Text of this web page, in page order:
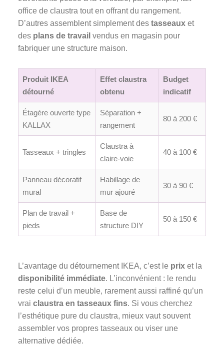
office de claustra tout en offrant du rangement.
D’autres assemblent simplement des tasseaux et
des plans de travail vendus en magasin pour
fabriquer une structure maison.
Produit IKEA
détourné
Effet claustra
obtenu
Budget
indicatif
Étagère ouverte type
KALLAX
Séparation +
rangement
80 à 200 €
Tasseaux + tringles
Claustra à
claire-voie
40 à 100 €
Panneau décoratif
mural
Habillage de
mur ajouré
30 à 90 €
Plan de travail +
pieds
Base de
structure DIY
50 à 150 €
L’avantage du détournement IKEA, c’est le prix et la
disponibilité immédiate. L’inconvénient : le rendu
reste celui d’un meuble, rarement aussi raffiné qu’un
vrai claustra en tasseaux fins. Si vous cherchez
l’esthétique pure du claustra, mieux vaut souvent
assembler vos propres tasseaux ou viser une
alternative dédiée.